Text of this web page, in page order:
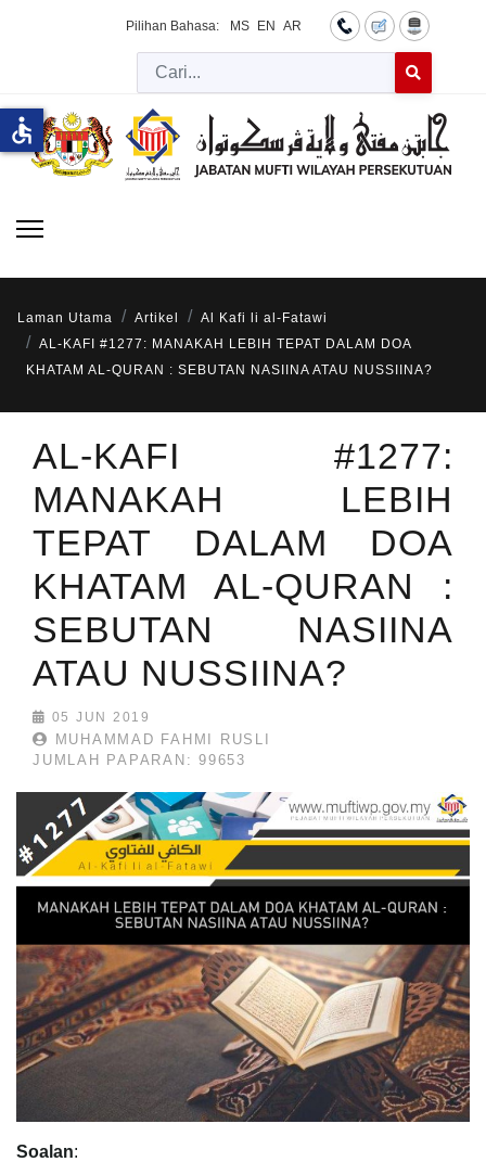
Pilihan Bahasa: MS EN AR
Cari
Laman Utama Artikel
Al Kafi li al-Fatawi
AL-KAFI #1277: MANAKAH LEBIH TEPAT DALAM DOA
KHATAM AL-QURAN : SEBUTAN NASIINA ATAU NUSSIINA?
AL-KAFI #1277:
MANAKAH LEBIH
TEPAT DALAM DOA
KHATAM AL-QURAN :
SEBUTAN NASIINA
ATAU NUSSIINA?
05 JUN 2019
MUHAMMAD FAHMI RUSLI
JUMLAH PAPARAN: 99653
Soalan:
accessible